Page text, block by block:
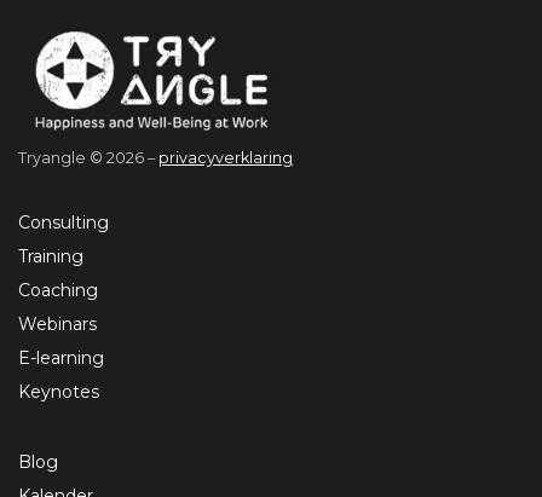
Tryangle © 2026 – privacyverklaring
Consulting
Training
Coaching
Webinars
E-learning
Keynotes
Blog